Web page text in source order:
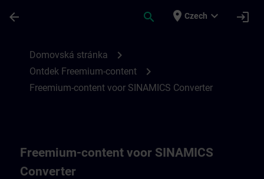
arrow_back search place Czech expand_more login
Domovská stránka chevron_right
Ontdek Freemium-content chevron_right
Freemium-content voor SINAMICS Converter
Freemium-content voor SINAMICS
Converter